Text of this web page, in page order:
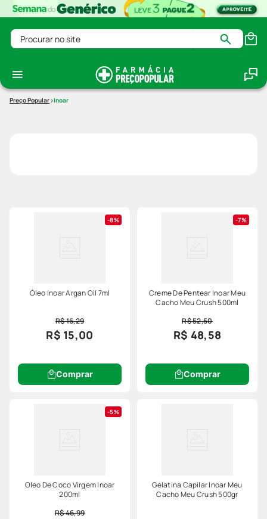
Procurar no site
Inoar
8%
Óleo Inoar Argan Oil 7ml
R$ 16,29
R$ 15,00
Comprar
7%
Creme De Pentear Inoar Meu
Cacho Meu Crush 500ml
R$ 52,50
R$ 48,58
Comprar
5%
Oleo De Coco Virgem Inoar
200ml
R$ 46,99
Gelatina Capilar Inoar Meu
Cacho Meu Crush 500gr